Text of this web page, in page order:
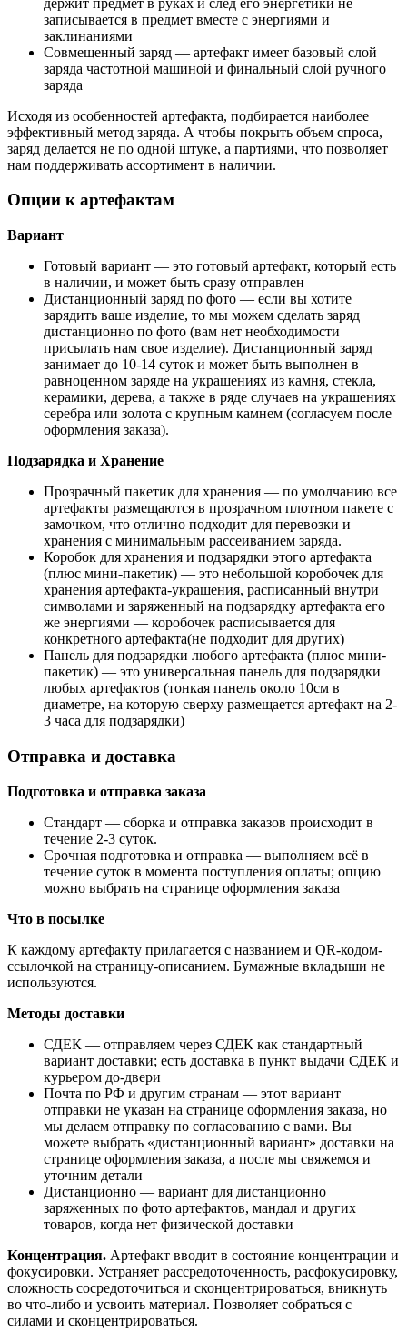
записывается в предмет вместе с энергиями и
заклинаниями
Совмещенный заряд — артефакт имеет базовый слой
заряда частотной машиной и финальный слой ручного
заряда
Исходя из особенностей артефакта, подбирается наиболее
эффективный метод заряда. А чтобы покрыть объем спроса,
заряд делается не по одной штуке, а партиями, что позволяет
нам поддерживать ассортимент в наличии.
Опции к артефактам
Вариант
Готовый вариант — это готовый артефакт, который есть
в наличии, и может быть сразу отправлен
Дистанционный заряд по фото — если вы хотите
зарядить ваше изделие, то мы можем сделать заряд
дистанционно по фото (вам нет необходимости
присылать нам свое изделие). Дистанционный заряд
занимает до 10-14 суток и может быть выполнен в
равноценном заряде на украшениях из камня, стекла,
керамики, дерева, а также в ряде случаев на украшениях
серебра или золота с крупным камнем (согласуем после
оформления заказа).
Подзарядка и Хранение
Прозрачный пакетик для хранения — по умолчанию все
артефакты размещаются в прозрачном плотном пакете с
замочком, что отлично подходит для перевозки и
хранения с минимальным рассеиванием заряда.
Коробок для хранения и подзарядки этого артефакта
(плюс мини-пакетик) — это небольшой коробочек для
хранения артефакта-украшения, расписанный внутри
символами и заряженный на подзарядку артефакта его
же энергиями — коробочек расписывается для
конкретного артефакта(не подходит для других)
Панель для подзарядки любого артефакта (плюс мини-
пакетик) — это универсальная панель для подзарядки
любых артефактов (тонкая панель около 10см в
диаметре, на которую сверху размещается артефакт на 2-
3 часа для подзарядки)
Отправка и доставка
Подготовка и отправка заказа
Стандарт — сборка и отправка заказов происходит в
течение 2-3 суток.
Срочная подготовка и отправка — выполняем всё в
течение суток в момента поступления оплаты; опцию
можно выбрать на странице оформления заказа
Что в посылке
К каждому артефакту прилагается с названием и QR-кодом-
ссылочкой на страницу-описанием. Бумажные вкладыши не
используются.
Методы доставки
СДЕК — отправляем через СДЕК как стандартный
вариант доставки; есть доставка в пункт выдачи СДЕК и
курьером до-двери
Почта по РФ и другим странам — этот вариант
отправки не указан на странице оформления заказа, но
мы делаем отправку по согласованию с вами. Вы
можете выбрать «дистанционный вариант» доставки на
странице оформления заказа, а после мы свяжемся и
уточним детали
Дистанционно — вариант для дистанционно
заряженных по фото артефактов, мандал и других
товаров, когда нет физической доставки
Концентрация. Артефакт вводит в состояние концентрации и
фокусировки. Устраняет рассредоточенность, расфокусировку,
сложность сосредоточиться и сконцентрироваться, вникнуть
во что-либо и усвоить материал. Позволяет собраться с
силами и сконцентрироваться.